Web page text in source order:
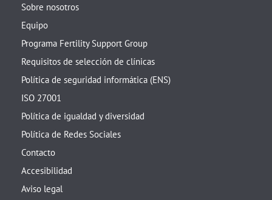
Sobre nosotros
Equipo
Programa Fertility Support Group
Requisitos de selección de clínicas
Política de seguridad informática (ENS)
ISO 27001
Política de igualdad y diversidad
Política de Redes Sociales
Contacto
Accesibilidad
Aviso legal